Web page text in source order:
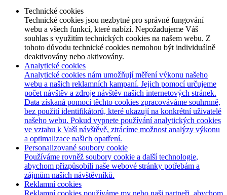
Technické cookies
Technické cookies jsou nezbytné pro správné fungování
webu a všech funkcí, které nabízí. Nepožadujeme Váš
souhlas s využitím technických cookies na našem webu. Z
tohoto důvodu technické cookies nemohou být individuálně
deaktivovány nebo aktivovány.
Analytické cookies
Analytické cookies nám umožňují měření výkonu našeho
webu a našich reklamních kampaní. Jejich pomocí určujeme
počet návštěv a zdroje návštěv našich internetových stránek.
Data získaná pomocí těchto cookies zpracováváme souhrnně,
bez použití identifikátorů, které ukazují na konkrétní uživatelé
našeho webu. Pokud vypnete používání analytických cookies
ve vztahu k Vaší návštěvě, ztrácíme možnost analýzy výkonu
a optimalizace našich opatření.
Personalizované soubory cookie
Používáme rovněž soubory cookie a další technologie,
abychom přizpůsobili naše webové stránky potřebám a
zájmům našich návštěvníků.
Reklamní cookies
Reklamní cookies používáme my nebo naši partneři, abychom